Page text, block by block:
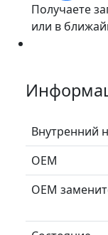
Получаете
или в
Внутренний
ОЕМ
ОЕМ